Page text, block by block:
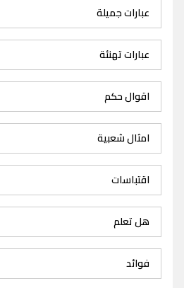
عبارات جميلة
عبارات تهنئة
اقوال حكم
امثال شعبية
اقتباسات
هل تعلم
فوائد